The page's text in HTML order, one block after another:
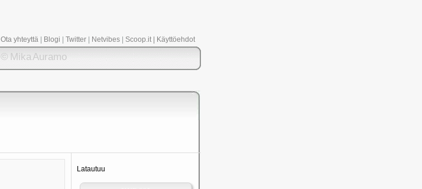
Ota yhteyttä Blogi Twitter Netvibes Scoop.it| Käyttöehdot
© Mika Auramo
Latautuu